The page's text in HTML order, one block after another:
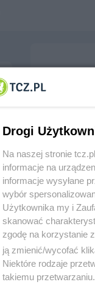
Kategoria:
Numer wpisu
Drogi
Na naszej stronie
informacje na
informacje wysyłane
wybór
Użytkownika my i
skanować
zgodę na korzystanie
ją zmienić/wycofać
Niektóre rodzaje
takiemu